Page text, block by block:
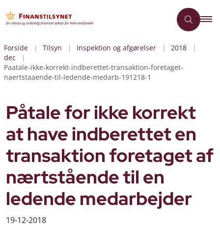
Forside Tilsyn Inspektion og afgørelser
2018
dec
Paatale-ikke-korrekt-indberettet-transaktion-foretaget-
naertstaaende-til-ledende-medarb-191218-1
Påtale for ikke korrekt
at have indberettet en
transaktion foretaget af
nærtstående til en
ledende medarbejder
19-12-2018